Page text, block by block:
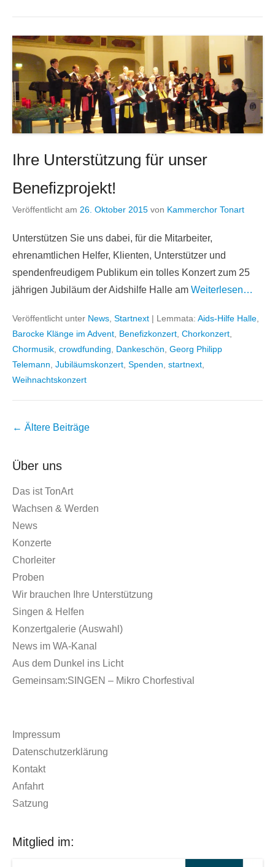
Ihre Unterstützung für unser
Benefizprojekt!
Veröffentlicht am 26. Oktober 2015 von Kammerchor Tonart
Unterstützen Sie uns dabei, für die Mitarbeiter,
ehrenamtlichen Helfer, Klienten, Unterstützer und
spendenfreudigem Publikum ein tolles Konzert zum 25
jährigen Jubiläum der Aidshilfe Halle am Weiterlesen…
Veröffentlicht unter News, Startnext | Lemmata: Aids-Hilfe Halle,
Barocke Klänge im Advent, Benefizkonzert, Chorkonzert,
Chormusik, crowdfunding, Dankeschön, Georg Philipp
Telemann, Jubiläumskonzert, Spenden, startnext,
Weihnachtskonzert
Beitragsnavigation
← Ältere Beiträge
Über uns
Das ist TonArt
Wachsen & Werden
News
Konzerte
Chorleiter
Proben
Wir brauchen Ihre Unterstützung
Singen & Helfen
Konzertgalerie (Auswahl)
News im WA-Kanal
Aus dem Dunkel ins Licht
Gemeinsam:SINGEN – Mikro Chorfestival
Impressum
Datenschutzerklärung
Kontakt
Anfahrt
Satzung
Mitglied im: